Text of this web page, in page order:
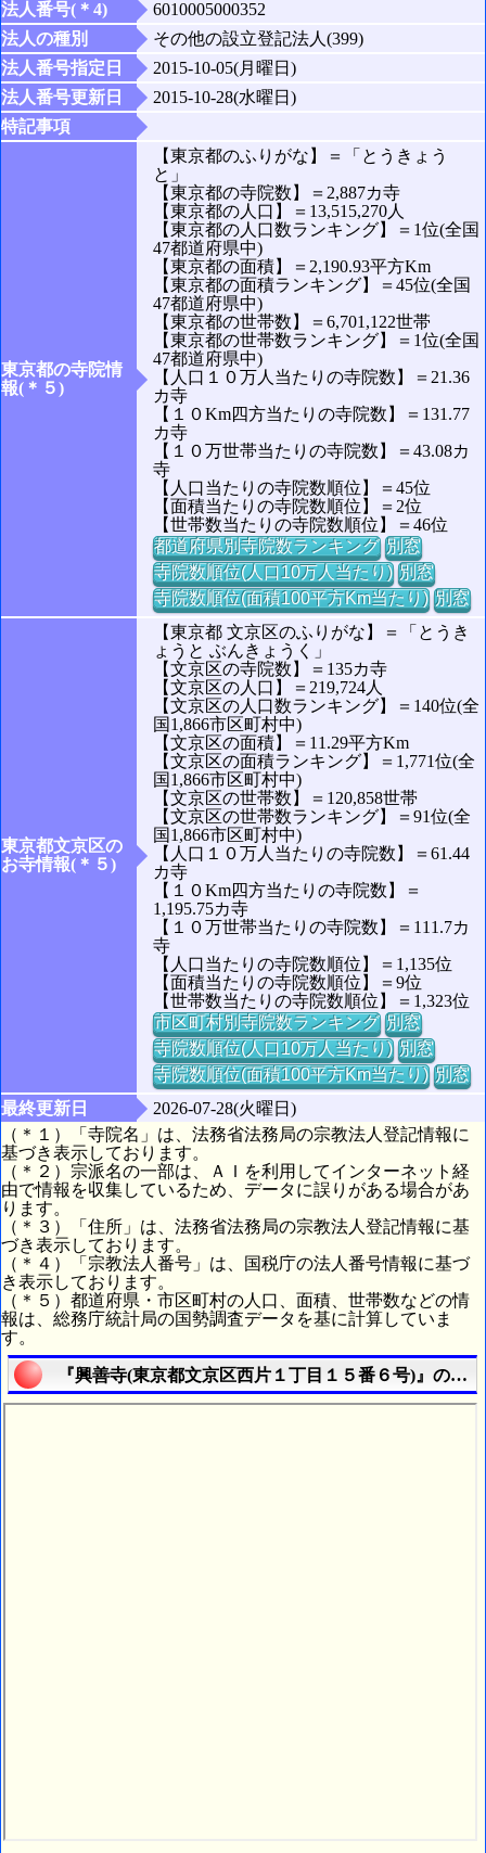
法人番号(＊4)
6010005000352
法人の種別
その他の設立登記法人(399)
法人番号指定日
2015-10-05(月曜日)
法人番号更新日
2015-10-28(水曜日)
特記事項
東京都の寺院情
報(＊５)
【東京都のふりがな】＝「とうきょう
と」
【東京都の寺院数】＝2,887カ寺
【東京都の人口】＝13,515,270人
【東京都の人口数ランキング】＝1位(全国
47都道府県中)
【東京都の面積】＝2,190.93平方Km
【東京都の面積ランキング】＝45位(全国
47都道府県中)
【東京都の世帯数】＝6,701,122世帯
【東京都の世帯数ランキング】＝1位(全国
47都道府県中)
【人口１０万人当たりの寺院数】＝21.36
カ寺
【１０Km四方当たりの寺院数】＝131.77
カ寺
【１０万世帯当たりの寺院数】＝43.08カ
寺
【人口当たりの寺院数順位】＝45位
【面積当たりの寺院数順位】＝2位
【世帯数当たりの寺院数順位】＝46位
都道府県別寺院数ランキング 別窓
寺院数順位(人口10万人当たり) 別窓
寺院数順位(面積100平方Km当たり) 別窓
東京都文京区の
お寺情報(＊５)
【東京都 文京区のふりがな】＝「とうき
ょうと ぶんきょうく」
【文京区の寺院数】＝135カ寺
【文京区の人口】＝219,724人
【文京区の人口数ランキング】＝140位(全
国1,866市区町村中)
【文京区の面積】＝11.29平方Km
【文京区の面積ランキング】＝1,771位(全
国1,866市区町村中)
【文京区の世帯数】＝120,858世帯
【文京区の世帯数ランキング】＝91位(全
国1,866市区町村中)
【人口１０万人当たりの寺院数】＝61.44
カ寺
【１０Km四方当たりの寺院数】＝
1,195.75カ寺
【１０万世帯当たりの寺院数】＝111.7カ
寺
【人口当たりの寺院数順位】＝1,135位
【面積当たりの寺院数順位】＝9位
【世帯数当たりの寺院数順位】＝1,323位
市区町村別寺院数ランキング 別窓
寺院数順位(人口10万人当たり) 別窓
寺院数順位(面積100平方Km当たり) 別窓
最終更新日
2026-07-28(火曜日)
（＊１）「寺院名」は、法務省法務局の宗教法人登記情報に
基づき表示しております。
（＊２）宗派名の一部は、ＡＩを利用してインターネット経
由で情報を収集しているため、データに誤りがある場合があ
ります。
（＊３）「住所」は、法務省法務局の宗教法人登記情報に基
づき表示しております。
（＊４）「宗教法人番号」は、国税庁の法人番号情報に基づ
き表示しております。
（＊５）都道府県・市区町村の人口、面積、世帯数などの情
報は、総務庁統計局の国勢調査データを基に計算していま
す。
『興善寺(東京都文京区西片１丁目１５番６号)』の航